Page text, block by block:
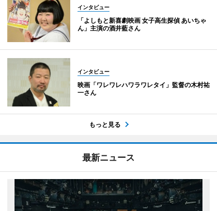
インタビュー
「よしもと新喜劇映画 女子高生探偵 あいちゃ
ん」主演の酒井藍さん
インタビュー
映画「ワレワレハワラワレタイ」監督の木村祐
一さん
もっと見る
最新ニュース